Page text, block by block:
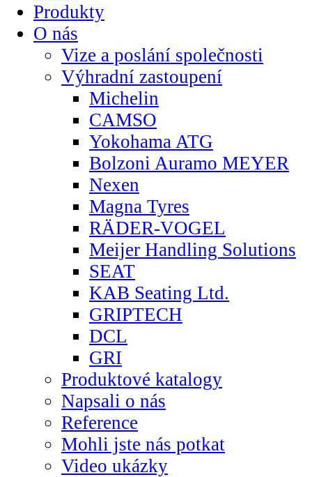
Produkty
O nás
Vize a poslání společnosti
Výhradní zastoupení
Michelin
CAMSO
Yokohama ATG
Bolzoni Auramo MEYER
Nexen
Magna Tyres
RÄDER-VOGEL
Meijer Handling Solutions
SEAT
KAB Seating Ltd.
GRIPTECH
DCL
GRI
Produktové katalogy
Napsali o nás
Reference
Mohli jste nás potkat
Video ukázky